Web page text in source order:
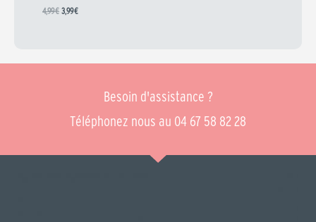
4,99€ 3,99€
Besoin d'assistance ?
Téléphonez nous au 04 67 58 82 28